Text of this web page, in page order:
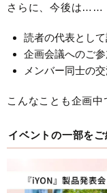
さらに、今後は……
読者の代表とし
企画会議へのご参
メンバー同士の
こんなことも企画中
イベントの一部をご